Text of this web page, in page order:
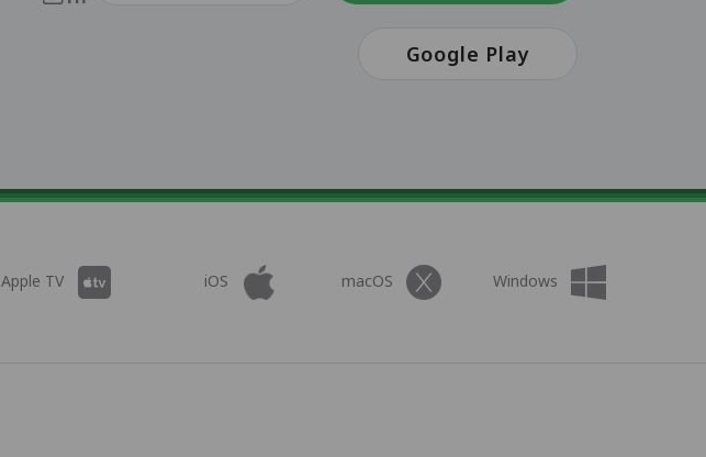
Google Play
Windows
macOS
iOS
Apple TV